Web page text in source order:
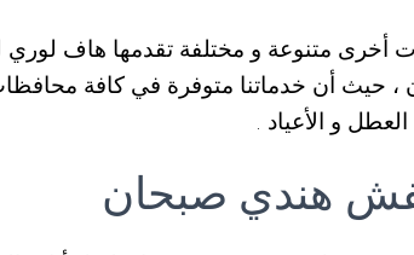
أخرى متنوعة و مختلفة تقدمها هاف
و الأعياد .
هندي صبحان